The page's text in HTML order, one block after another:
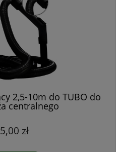
2,5-10m do TUBO do
centralnego
zł